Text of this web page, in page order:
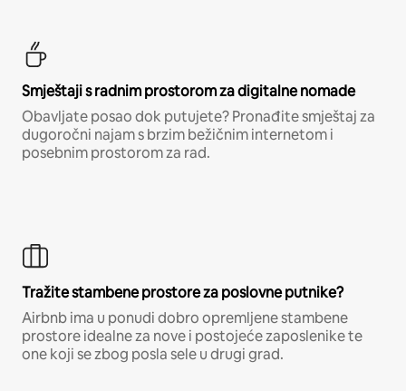
Smještaji s radnim prostorom za digitalne nomade
Obavljate posao dok putujete? Pronađite smještaj za
dugoročni najam s brzim bežičnim internetom i
posebnim prostorom za rad.
Tražite stambene prostore za poslovne putnike?
Airbnb ima u ponudi dobro opremljene stambene
prostore idealne za nove i postojeće zaposlenike te
one koji se zbog posla sele u drugi grad.